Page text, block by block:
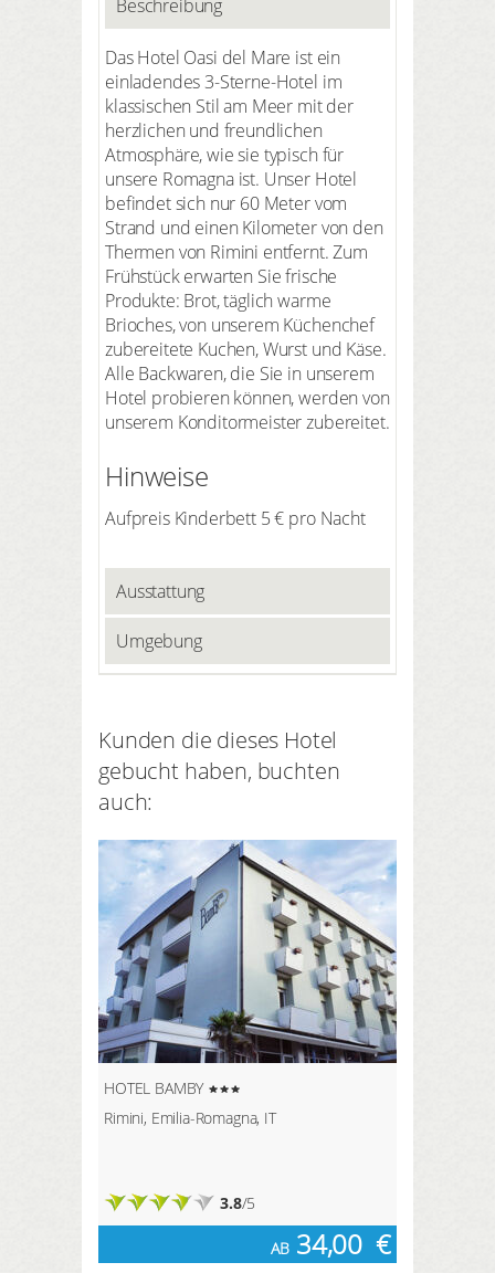
Beschreibung
Das Hotel Oasi del Mare ist ein
einladendes 3-Sterne-Hotel im
klassischen Stil am Meer mit der
herzlichen und freundlichen
Atmosphäre, wie sie typisch für
unsere Romagna ist. Unser Hotel
befindet sich nur 60 Meter vom
Strand und einen Kilometer von den
Thermen von Rimini entfernt. Zum
Frühstück erwarten Sie frische
Produkte: Brot, täglich warme
Brioches, von unserem Küchenchef
zubereitete Kuchen, Wurst und Käse.
Alle Backwaren, die Sie in unserem
Hotel probieren können, werden von
unserem Konditormeister zubereitet.
Hinweise
Aufpreis Kinderbett 5 € pro Nacht
Ausstattung
Umgebung
Kunden die dieses Hotel
gebucht haben, buchten
auch:
HOTEL BAMBY
Rimini, Emilia-Romagna, IT
3.8/5
AB 34,00 €